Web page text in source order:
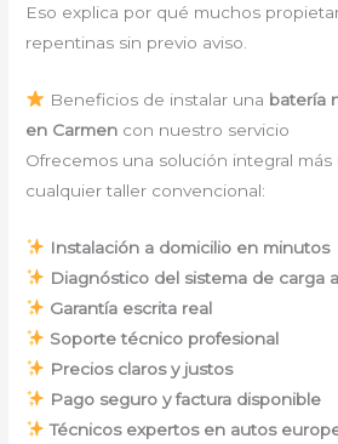
Eso explica por qué muchos
repentinas sin previo aviso.
Beneficios de instalar una batería
en Carmen con nuestro servicio
Ofrecemos una solución integral más
cualquier taller convencional:
Instalación a domicilio en minutos
Diagnóstico del sistema de carga
Garantía escrita real
Soporte técnico profesional
Precios claros y justos
Pago seguro y factura disponible
Técnicos expertos en autos